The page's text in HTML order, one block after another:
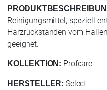
Reinigungsmittel, speziell
Harzrückständen vom
geeignet.
KOLLEKTION: Profcare
HERSTELLER: Select